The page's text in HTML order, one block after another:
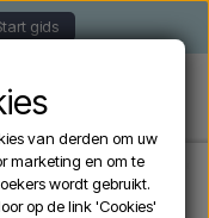
gids
– Vrijstaande
van derden om uw
marketing en om te
wordt gebruikt.
op de link 'Cookies'